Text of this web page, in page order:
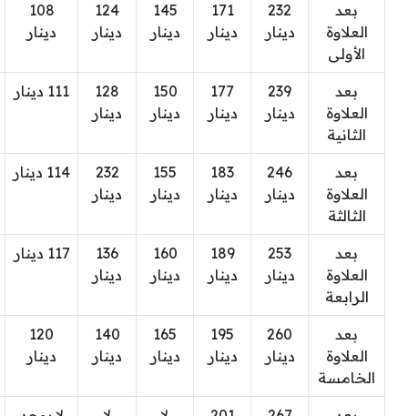
بعد
العلاوة
الأولى
232
دينار
171
دينار
145
دينار
124
دينار
108
دينار
بعد
العلاوة
الثانية
239
دينار
177
دينار
150
دينار
128
دينار
111 دينار
بعد
العلاوة
الثالثة
246
دينار
183
دينار
155
دينار
232
دينار
114 دينار
بعد
العلاوة
الرابعة
253
دينار
189
دينار
160
دينار
136
دينار
117 دينار
بعد
العلاوة
الخامسة
260
دينار
195
دينار
165
دينار
140
دينار
120
دينار